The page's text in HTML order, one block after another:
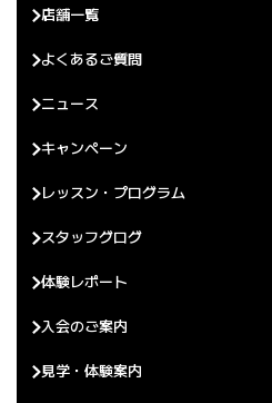
店舗一覧
よくあるご質問
ニュース
キャンペーン
レッスン・プログラム
スタッフグログ
体験レポート
入会のご案内
見学・体験案内